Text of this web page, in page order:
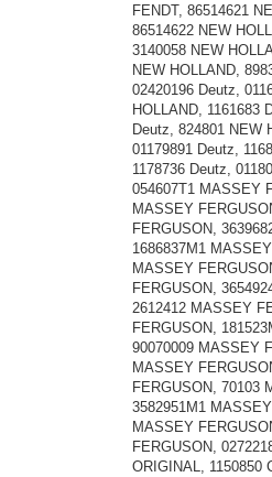
FENDT, 86514621
86514622 NEW
3140058 NEW
NEW HOLLAND,
02420196 Deutz,
HOLLAND, 1161683
Deutz, 824801 NEW
01179891 Deutz,
1178736 Deutz,
054607T1 MASSEY
MASSEY
FERGUSON,
1686837M1
MASSEY
FERGUSON,
2612412 MASSEY
FERGUSON,
90070009 MASSEY
MASSEY
FERGUSON, 70103
3582951M1
MASSEY
FERGUSON,
ORIGINAL, 1150850